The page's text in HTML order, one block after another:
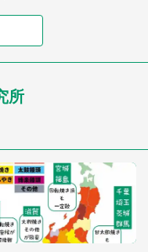
店頭駄々こね〟の内容に1.
場ならまだしも...」「ハ
激写される 「これもう
で大パニック。隣席の青
願いしたら...」 体験談に
所